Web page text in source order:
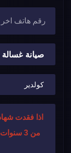
اذا فقدت
من 3